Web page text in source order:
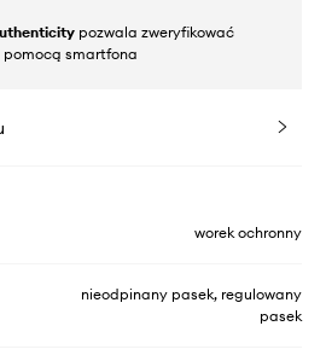
pozwala zweryfikować
smartfona
worek ochronny
nieodpinany pasek, regulowany
pasek